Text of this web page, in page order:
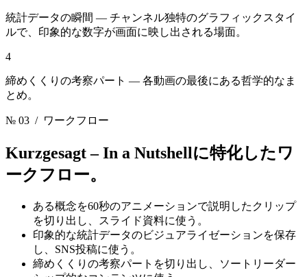
統計データの瞬間 — チャンネル独特のグラフィックスタイ
ルで、印象的な数字が画面に映し出される場面。
4
締めくくりの考察パート — 各動画の最後にある哲学的なま
とめ。
№ 03 / ワークフロー
Kurzgesagt – In a Nutshellに特化したワ
ークフロー。
ある概念を60秒のアニメーションで説明したクリップ
を切り出し、スライド資料に使う。
印象的な統計データのビジュアライゼーションを保存
し、SNS投稿に使う。
締めくくりの考察パートを切り出し、ソートリーダー